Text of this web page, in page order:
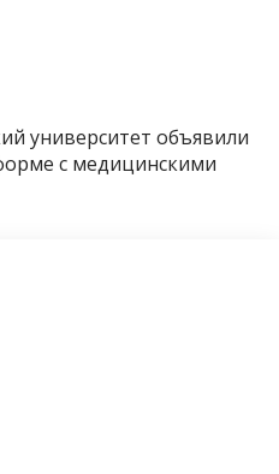
университет объявили
с медицинскими